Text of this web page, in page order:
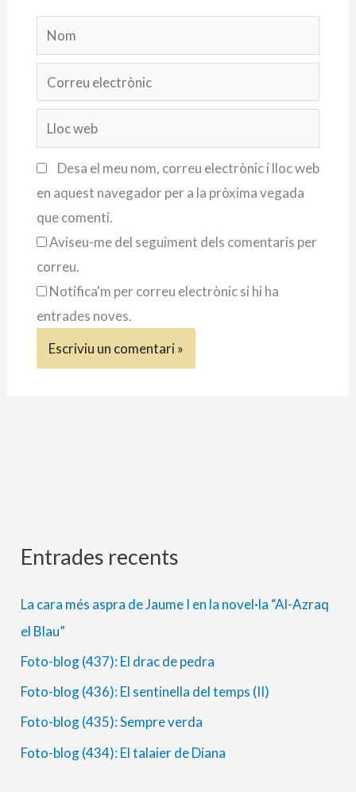
Nom
Correu
electrònic
Lloc
web
Desa el meu nom, correu electrònic i lloc web
en aquest navegador per a la pròxima vegada
que comenti.
Aviseu-me del seguiment dels comentaris per
correu.
Notifica'm per correu electrònic si hi ha
entrades noves.
Entrades recents
La cara més aspra de Jaume I en la novel·la “Al-Azraq
el Blau”
Foto-blog (437): El drac de pedra
Foto-blog (436): El sentinella del temps (II)
Foto-blog (435): Sempre verda
Foto-blog (434): El talaier de Diana
A
x
i
u
s
C
t
e
g
o
r
i